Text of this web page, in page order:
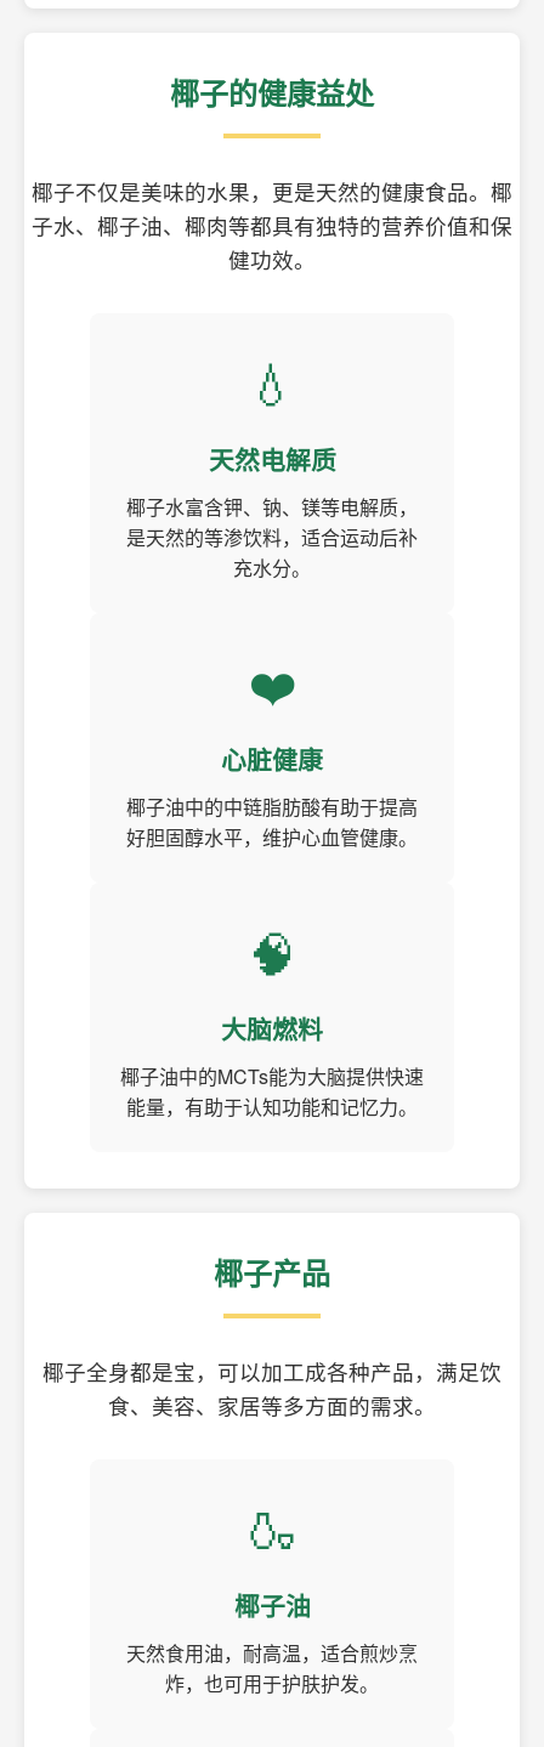
椰子的健康益处
椰子不仅是美味的水果，更是天然的健康食品。椰
子水、椰子油、椰肉等都具有独特的营养价值和保
健功效。
💧
天然电解质
椰子水富含钾、钠、镁等电解质，
是天然的等渗饮料，适合运动后补
充水分。
❤️
心脏健康
椰子油中的中链脂肪酸有助于提高
好胆固醇水平，维护心血管健康。
🧠
大脑燃料
椰子油中的MCTs能为大脑提供快速
能量，有助于认知功能和记忆力。
椰子产品
椰子全身都是宝，可以加工成各种产品，满足饮
食、美容、家居等多方面的需求。
🍶
椰子油
天然食用油，耐高温，适合煎炒烹
炸，也可用于护肤护发。